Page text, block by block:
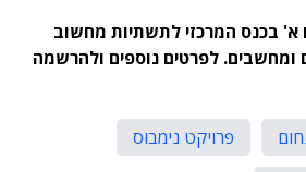
א' בכנס המרכזי לתשתיות מחשוב
לפרטים נוספים ולהרשמה
פרויקט נימבוס